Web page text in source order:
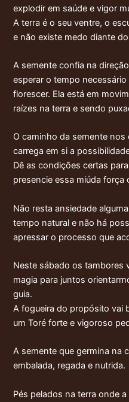
explodir em saúde e vigor
A terra é o seu ventre, o
e não existe medo diante
A semente confia na
esperar o tempo
florescer. Ela está em
raízes na terra e sendo
O caminho da semente
carrega em si a
Dê as condições certas
presencie essa miúda força
Não resta ansiedade
tempo natural e não há
apressar o processo que
Neste sábado os tambores
magia para juntos
guia.
A fogueira do propósito vai
um Toré forte e vigoroso
A semente que germina na
embalada, regada e nutrida.
Pés pelados na terra onde